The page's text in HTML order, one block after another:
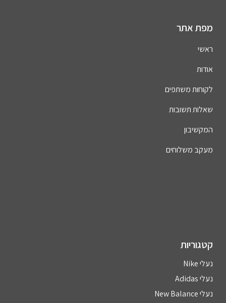
מפת אתר
ראשי
אודות
לקוחות משתפים
שאלות תשובות
המקשיבון
מעקב משלוחים
קטגוריות
נעלי Nike
נעלי Adidas
נעלי New Balance